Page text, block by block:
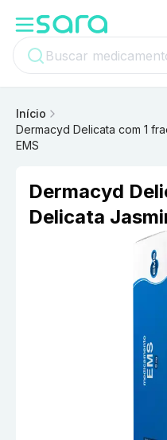
Início
Dermacyd Delicata com 1
EMS
Dermacyd
Delicata